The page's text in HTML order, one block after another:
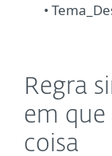
•
Regra
em que
coisa